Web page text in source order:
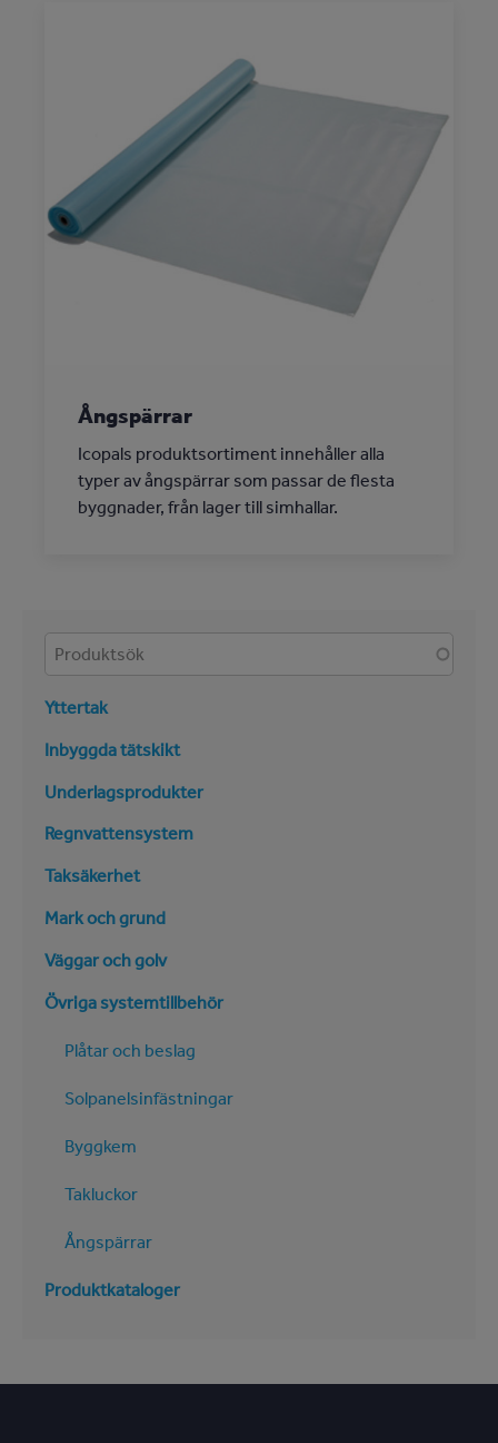
Produkter
Yttertak
Inbyggda tätskikt
Underlagsprodukter
Regnvattensystem
Taksäkerhet
Mark och grund
Väggar och golv
Övriga systemtillbehör
Plåtar och beslag
Solpanelsinfästningar
Byggkem
Takluckor
Ångspärrar
Produktkataloger
Ångspärrar
Icopals produktsortiment innehåller alla
typer av ångspärrar som passar de flesta
byggnader, från lager till simhallar.